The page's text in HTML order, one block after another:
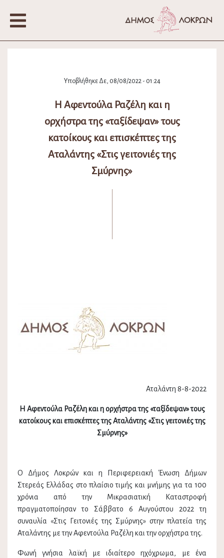
Υποβλήθηκε Δε, 08/08/2022 - 01:24
Η Αφεντούλα Ραζέλη και η
ορχήστρα της «ταξίδεψαν» τους
κατοίκους και επισκέπτες της
Αταλάντης «Στις γειτονιές της
Σμύρνης»
Αταλάντη 8-8-2022
Η Αφεντούλα Ραζέλη και η ορχήστρα της «ταξίδεψαν» τους
κατοίκους και επισκέπτες της Αταλάντης «Στις γειτονιές της
Σμύρνης»
Ο Δήμος Λοκρών και η Περιφερειακή Ένωση Δήμων
Στερεάς Ελλάδας στο πλαίσιο τιμής και μνήμης για τα 100
χρόνια από την Μικρασιατική Καταστροφή
πραγματοποίησαν το Σάββατο 6 Αυγούστου 2022 τη
συναυλία «Στις Γειτονιές της Σμύρνης» στην πλατεία της
Αταλάντης με την Αφεντούλα Ραζέλη και την ορχήστρα της.
Φωνή γνήσια λαϊκή με ιδιαίτερο ηχόχρωμα, με ένα